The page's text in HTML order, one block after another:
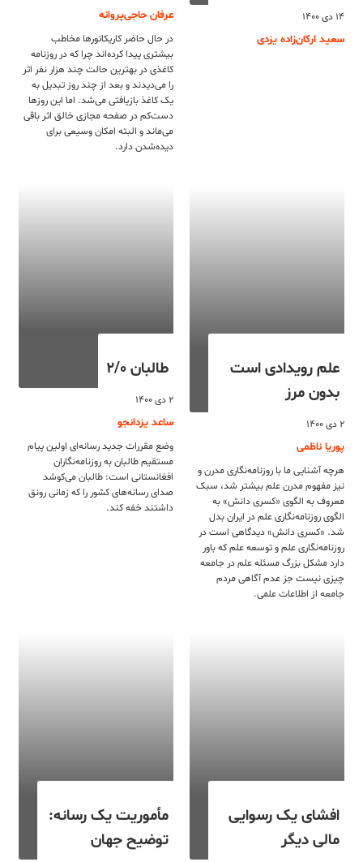
۱۴ دی ۱۴۰۰
سعید ارکان‌زاده یزدی
عرفان حاجی‌پروانه
در حال حاضر کاریکاتورها مخاطب
بیشتری پیدا کرده‌اند چرا که در روزنامه
کاغذی در بهترین حالت چند هزار نفر اثر
را می‌دیدند و بعد از چند روز تبدیل به
یک کاغذ بازیافتی می‌شد. اما این روزها
دست‌کم در صفحه مجازی خالق اثر باقی
می‌ماند و البته امکان وسیعی برای
دیده‌شدن دارد.
علم رویدادی است
بدون مرز
۲ دی ۱۴۰۰
پوریا ناظمی
هرچه آشنایی ما با روزنامه‌نگاری مدرن و
نیز مفهوم مدرن علم بیشتر شد، سبک
معروف به الگوی «کسری دانش» به
الگوی روزنامه‌نگاری علم در ایران بدل
شد. «کسری دانش» دیدگاهی است در
روزنامه‌نگاری علم و توسعه علم که باور
دارد مشکل بزرگ مسئله علم در جامعه
چیزی نیست جز عدم آگاهی مردم
جامعه از اطلاعات علمی.
طالبان ۲/۰
۲ دی ۱۴۰۰
ساعد یزدانجو
وضع مقررات جدید رسانه‌ای اولین پیام
مستقیم طالبان به روزنامه‌نگاران
افغانستانی است: طالبان می‌کوشد
صدای رسانه‌های کشور را که زمانی رونق
داشتند خفه کند.
افشای یک رسوایی
مالی دیگر
مأموریت یک رسانه:
توضیح جهان